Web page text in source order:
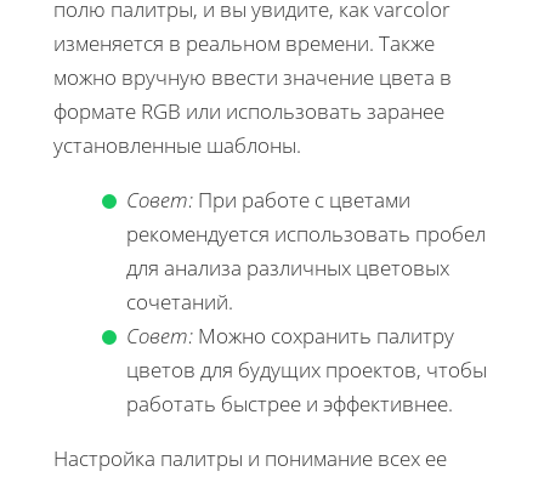
полю палитры, и вы увидите, как varcolor
изменяется в реальном времени. Также
можно вручную ввести значение цвета в
формате RGB или использовать заранее
установленные шаблоны.
Совет: При работе с цветами
рекомендуется использовать пробел
для анализа различных цветовых
сочетаний.
Совет: Можно сохранить палитру
цветов для будущих проектов, чтобы
работать быстрее и эффективнее.
Настройка палитры и понимание всех ее